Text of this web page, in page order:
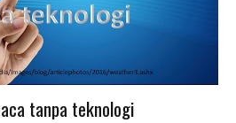
tanpa teknologi